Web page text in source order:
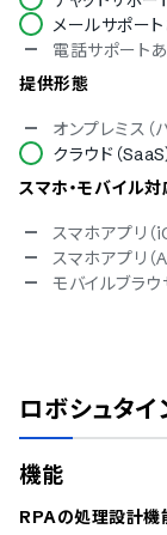
メールサポート
電話サポート
提供形態
オンプレミス（
クラウド（SaaS
スマホ・モバイル対
スマホアプリ（
スマホアプリ
モバイルブラウ
冗長化
通信の暗号化
IP制限
二要素認証・二
シングルサイン
ロボシュタイ
機能
RPAの処理設計機